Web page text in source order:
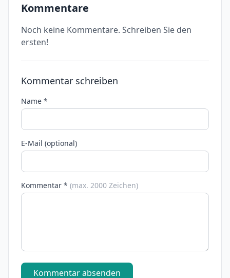
Kommentare
Noch keine Kommentare. Schreiben Sie den
ersten!
Kommentar schreiben
Name *
E-Mail (optional)
Kommentar * (max. 2000 Zeichen)
Kommentar absenden